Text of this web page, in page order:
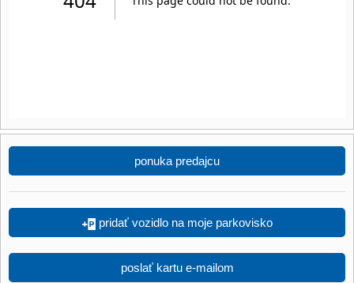
ponuka predajcu
pridať vozidlo na moje parkovisko
poslať kartu e-mailom